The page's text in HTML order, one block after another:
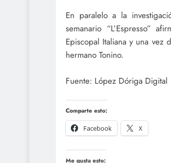
En paralelo a la
semanario “L’Espresso”
Episcopal Italiana y una vez
hermano Tonino.
Fuente: López Dóriga Digital
Comparte esto:
Facebook
X
Me gusta esto: